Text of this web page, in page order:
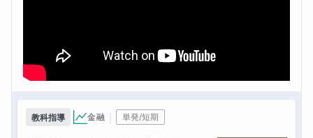
教科指導 金融 単発/短期